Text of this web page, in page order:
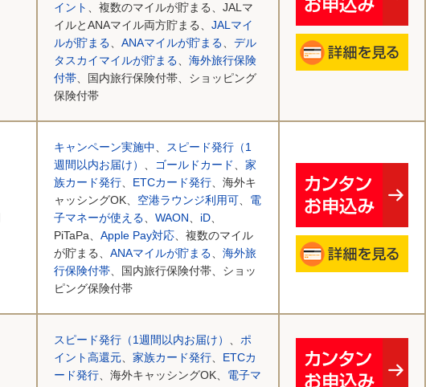
イント 、複数のマイルが貯まる、JALマ
イルとANAマイル両方貯まる、 JALマイ
ルが貯まる、 ANAマイルが貯まる、 デル
タスカイマイルが貯まる、 海外旅行保険
付帯、国内旅行保険付帯、ショッピング
保険付帯
キャンペーン実施中、 スピード発行（1
週間以内お届け） 、 ゴールドカード、 家
族カード発行、 ETCカード発行、海外キ
ャッシングOK、 空港ラウンジ利用可、 電
子マネーが使える、 WAON、 iD、
PiTaPa、 Apple Pay対応、複数のマイル
が貯まる、 ANAマイルが貯まる、 海外旅
行保険付帯、国内旅行保険付帯、ショッ
ピング保険付帯
スピード発行（1週間以内お届け） 、 ポ
イント高還元、 家族カード発行、 ETCカ
ード発行、海外キャッシングOK、 電子マ